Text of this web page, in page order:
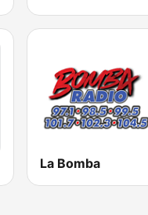
La Bomba